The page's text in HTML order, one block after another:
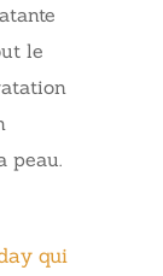
le
peau.
qui